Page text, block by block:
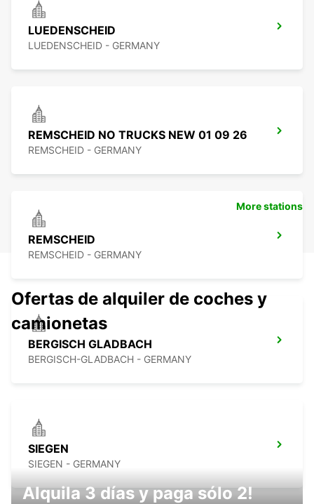
LUEDENSCHEID
LUEDENSCHEID - GERMANY
REMSCHEID NO TRUCKS NEW 01 09 26
REMSCHEID - GERMANY
REMSCHEID
REMSCHEID - GERMANY
BERGISCH GLADBACH
BERGISCH-GLADBACH - GERMANY
SIEGEN
SIEGEN - GERMANY
More stations
Ofertas de alquiler de coches y
camionetas
Alquila 3 días y paga sólo 2!